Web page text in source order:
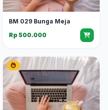
BM 029 Bunga Meja
Rp 500.000